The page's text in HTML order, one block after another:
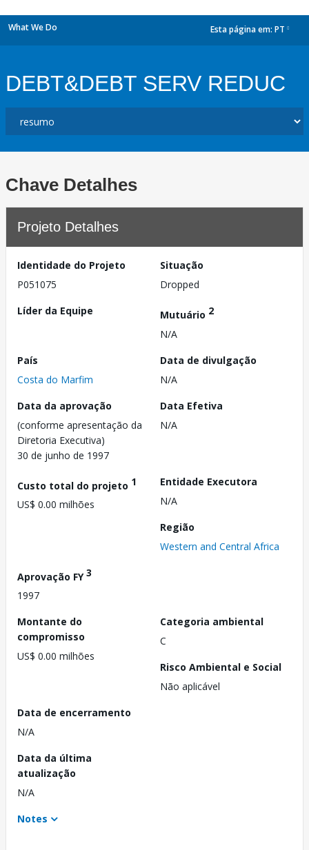
What We Do Esta página em: PT
DEBT&DEBT SERV REDUC
Chave Detalhes
Projeto Detalhes
Identidade do Projeto
P051075
Situação
Dropped
Líder da Equipe
Mutuário 2
N/A
País
Costa do Marfim
Data de divulgação
N/A
Data da aprovação
(conforme apresentação da
Diretoria Executiva)
30 de junho de 1997
Data Efetiva
N/A
Custo total do projeto 1
US$ 0.00 milhões
Entidade Executora
N/A
Região
Western and Central Africa
Aprovação FY3
1997
Montante do
compromisso
US$ 0.00 milhões
Categoria ambiental
C
Risco Ambiental e Social
Não aplicável
Data de encerramento
N/A
Data da última
atualização
N/A
Notes